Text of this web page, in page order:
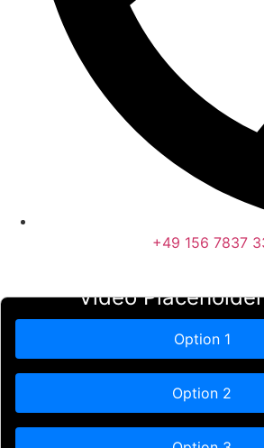
+49 156 7837
Video
Option 1
Option 2